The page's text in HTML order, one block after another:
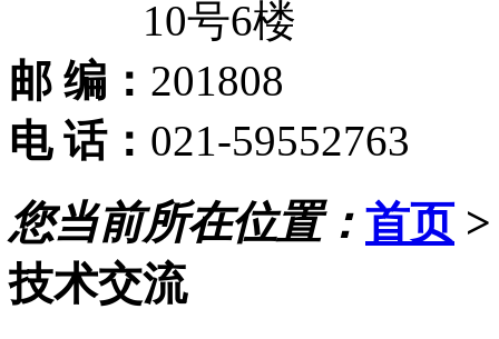
10号6楼
邮 编： 201808
电 话： 021-59552763
您当前所在位置： 首页
技术交流